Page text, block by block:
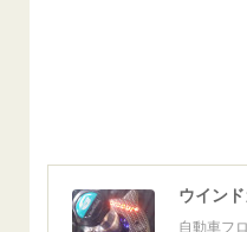
自動車フ